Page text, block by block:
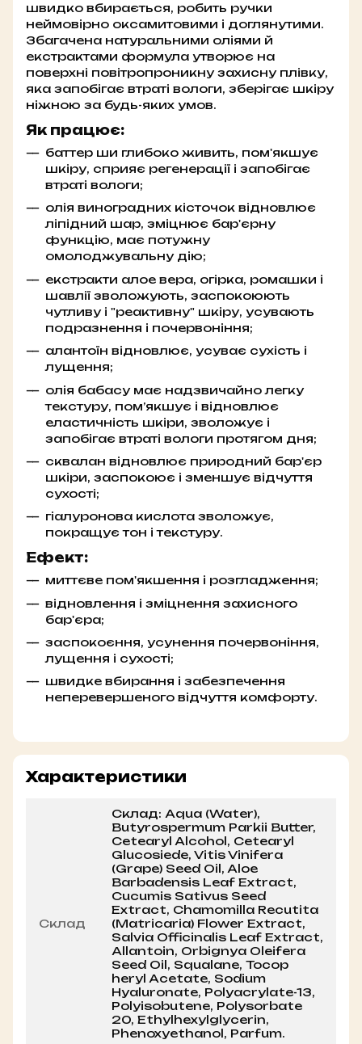
швидко вбирається, робить ручки
неймовірно оксамитовими і доглянутими.
Збагачена натуральними оліями й
екстрактами формула утворює на
поверхні повітропроникну захисну плівку,
яка запобігає втраті вологи, зберігає шкіру
ніжною за будь-яких умов.
Як працює:
баттер ши глибоко живить, пом'якшує
шкіру, сприяє регенерації і запобігає
втраті вологи;
олія виноградних кісточок відновлює
ліпідний шар, зміцнює бар'єрну
функцію, має потужну
омолоджувальну дію;
екстракти алое вера, огірка, ромашки і
шавлії зволожують, заспокоюють
чутливу і "реактивну" шкіру, усувають
подразнення і почервоніння;
алантоїн відновлює, усуває сухість і
лущення;
олія бабасу має надзвичайно легку
текстуру, пом’якшує і відновлює
еластичність шкіри, зволожує і
запобігає втраті вологи протягом дня;
сквалан відновлює природний бар'єр
шкіри, заспокоює і зменшує відчуття
сухості;
гіалуронова кислота зволожує,
покращує тон і текстуру.
Ефект:
миттєве пом'якшення і розгладження;
відновлення і зміцнення захисного
бар'єра;
заспокоєння, усунення почервоніння,
лущення і сухості;
швидке вбирання і забезпечення
неперевершеного відчуття комфорту.
Характеристики
Склад
Склад: Aqua (Water),
Butyrospermum Parkii Butter,
Cetearyl Alcohol, Cetearyl
Glucosiede, Vitis Vinifera
(Grape) Seed Oil, Aloe
Barbadensis Leaf Extract,
Cucumis Sativus Seed
Extract, Chamomilla Recutita
(Matricaria) Flower Extract,
Salvia Officinalis Leaf Extract,
Allantoin, Orbignya Oleifera
Seed Oil, Squalane, Tocop
heryl Acetate, Sodium
Hyaluronate, Polyacrylate-13,
Polyisobutene, Polysorbate
20, Ethylhexylglycerin,
Phenoxyethanol, Parfum.